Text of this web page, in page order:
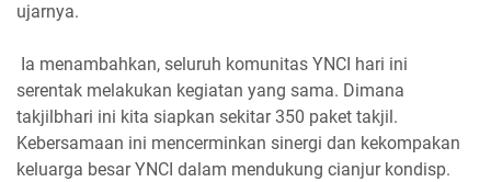
ujarnya.
Ia menambahkan, seluruh komunitas YNCI hari ini
serentak melakukan kegiatan yang sama. Dimana
takjilbhari ini kita siapkan sekitar 350 paket takjil.
Kebersamaan ini mencerminkan sinergi dan kekompakan
keluarga besar YNCI dalam mendukung cianjur kondisp.